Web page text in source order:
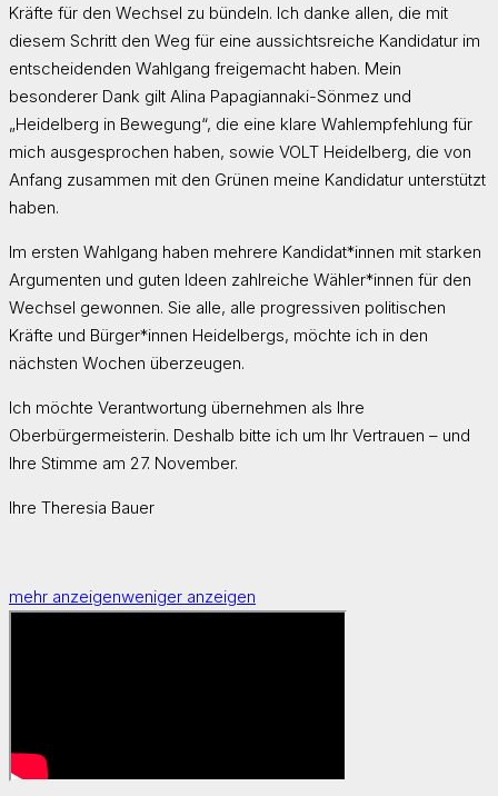
Kräfte für den Wechsel zu bündeln. Ich danke allen, die mit
diesem Schritt den Weg für eine aussichtsreiche Kandidatur im
entscheidenden Wahlgang freigemacht haben. Mein
besonderer Dank gilt Alina Papagiannaki-Sönmez und
„Heidelberg in Bewegung“, die eine klare Wahlempfehlung für
mich ausgesprochen haben, sowie VOLT Heidelberg, die von
Anfang zusammen mit den Grünen meine Kandidatur unterstützt
haben.
Im ersten Wahlgang haben mehrere Kandidat*innen mit starken
Argumenten und guten Ideen zahlreiche Wähler*innen für den
Wechsel gewonnen. Sie alle, alle progressiven politischen
Kräfte und Bürger*innen Heidelbergs, möchte ich in den
nächsten Wochen überzeugen.
Ich möchte Verantwortung übernehmen als Ihre
Oberbürgermeisterin. Deshalb bitte ich um Ihr Vertrauen – und
Ihre Stimme am 27. November.
Ihre Theresia Bauer
mehr anzeigenweniger anzeigen